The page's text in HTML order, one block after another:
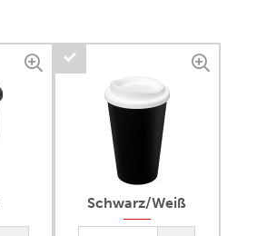
Schwarz/Weiß